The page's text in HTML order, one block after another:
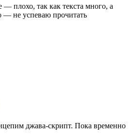
плохо, так как текста много, а
— не успеваю прочитать
джава-скрипт. Пока временно